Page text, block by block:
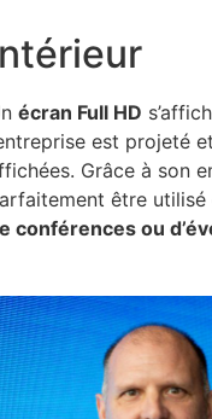
écran Full HD
est projeté
Grâce à son
être utilisé
conférences ou